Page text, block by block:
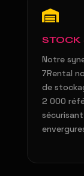
STOCK
Notre
7Rental
de
2 000